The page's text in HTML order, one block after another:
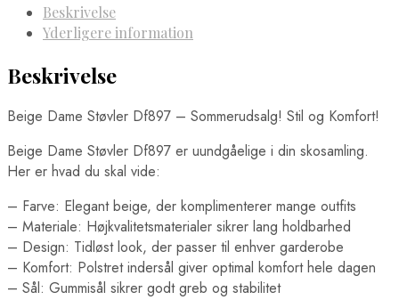
Beskrivelse
Yderligere information
Beskrivelse
Beige Dame Støvler Df897 – Sommerudsalg! Stil og Komfort!
Beige Dame Støvler Df897 er uundgåelige i din skosamling.
Her er hvad du skal vide:
– Farve: Elegant beige, der komplimenterer mange outfits
– Materiale: Højkvalitetsmaterialer sikrer lang holdbarhed
– Design: Tidløst look, der passer til enhver garderobe
– Komfort: Polstret indersål giver optimal komfort hele dagen
– Sål: Gummisål sikrer godt greb og stabilitet